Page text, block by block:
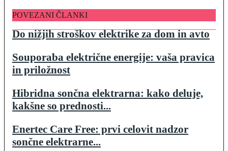
POVEZANI ČLANKI
Do nižjih stroškov elektrike za dom in avto
Souporaba električne energije: vaša pravica
in priložnost
Hibridna sončna elektrarna: kako deluje,
kakšne so prednosti...
Enertec Care Free: prvi celovit nadzor
sončne elektrarne...